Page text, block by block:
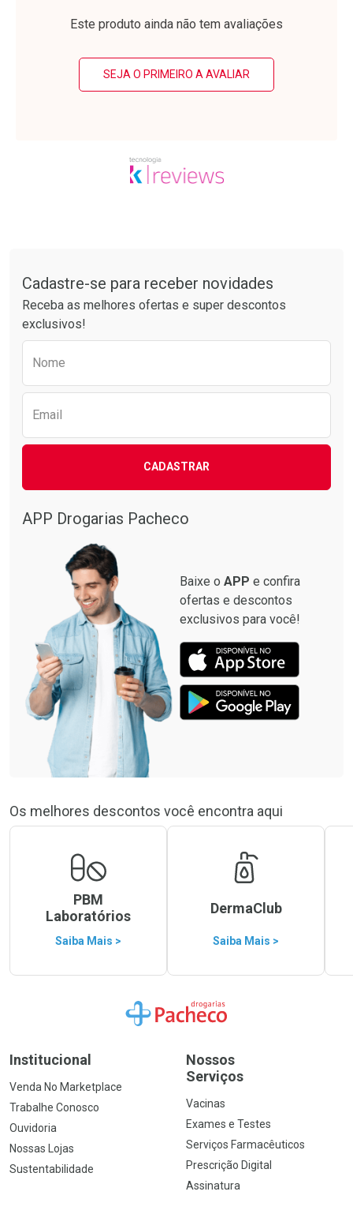
Laboratório
Por R$ 37,25/cada
Por Menos Laboratório
Por R$ 61,55/cada
Por Menos
Este produto ainda não tem avaliações
SEJA O PRIMEIRO A AVALIAR
Cadastre-se para receber novidades
Receba as melhores ofertas e super descontos
exclusivos!
Nome
Email
CADASTRAR
APP Drogarias Pacheco
Baixe o APP e confira
ofertas e descontos
exclusivos para você!
Os melhores descontos você encontra aqui
PBM
Laboratórios
Saiba Mais >
DermaClub
Saiba Mais >
Ir para a Home
Institucional
Venda No Marketplace
Trabalhe Conosco
Ouvidoria
Nossas Lojas
Sustentabilidade
Nossos
Serviços
Vacinas
Exames e Testes
Serviços Farmacêuticos
Prescrição Digital
Assinatura